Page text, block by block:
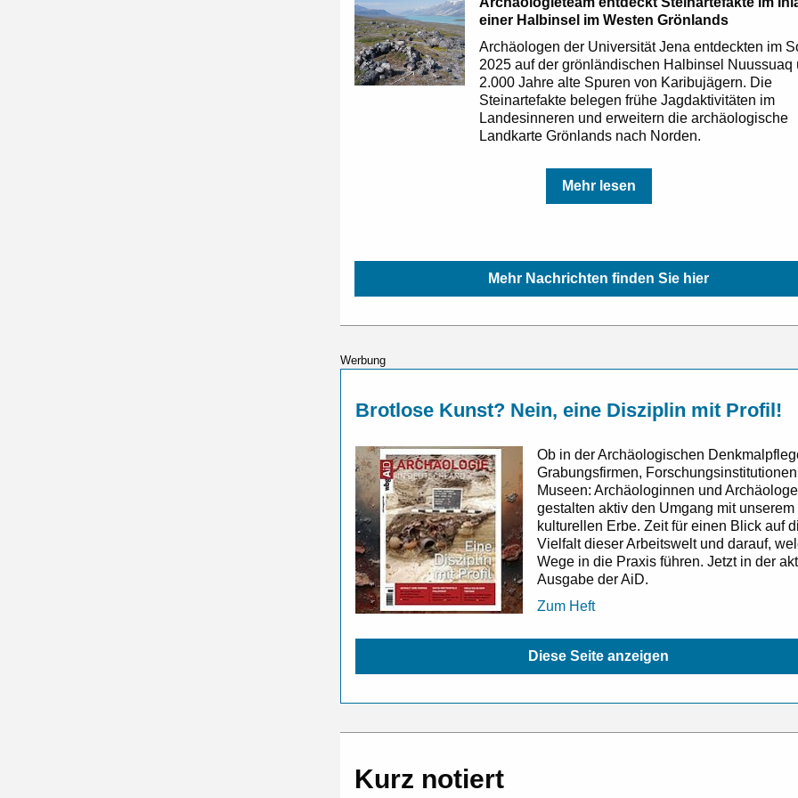
einer Halbinsel im Westen Grönlands
Archäologen der Universität Jena entdeckten im
2025 auf der grönländischen Halbinsel Nuussuaq
2.000 Jahre alte Spuren von Karibujägern. Die
Steinartefakte belegen frühe Jagdaktivitäten im
Landesinneren und erweitern die archäologische
Landkarte Grönlands nach Norden.
Mehr lesen
Mehr Nachrichten finden Sie hier
Werbung
Brotlose Kunst? Nein, eine Disziplin mit Profil!
Ob in der Archäologischen
Grabungsfirmen,
Museen: Archäologinnen und
gestalten aktiv den Umgang mit unserem
kulturellen Erbe. Zeit für einen Blick auf
Vielfalt dieser Arbeitswelt und darauf,
Wege in die Praxis führen. Jetzt in der
Ausgabe der AiD.
Zum Heft
Diese Seite anzeigen
Kurz notiert